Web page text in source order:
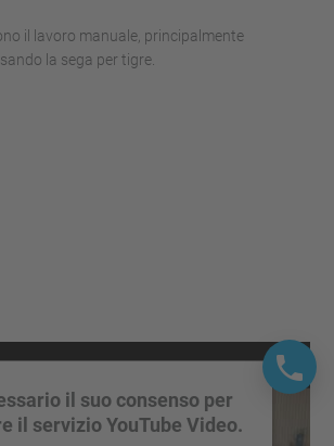
il lavoro manuale, principalmente
la sega per tigre.
il suo consenso per
il servizio YouTube Video.